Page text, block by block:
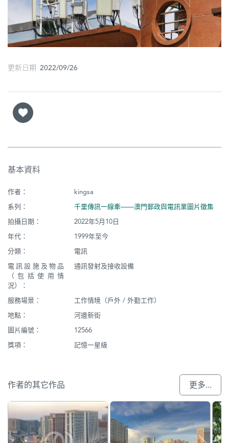
閣
廟
街
更新日期 2022/09/26
基本資料
作者：
kingsa
系列：
千里傳訊一線牽——澳門郵政與電訊業圖片徵集
拍攝日期：
2022年5月10日
年代：
1999年至今
分類：
電訊
電訊設施及物品
（包括使用情
況）：
通訊發射及接收設備
服務場景：
工作情境（戶外 / 外勤工作）
地點：
河邊新街
圖片編號：
12566
獎項：
記憶一星級
作者的其它作品 更多...